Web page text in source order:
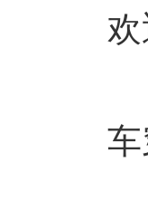
欢
车穿